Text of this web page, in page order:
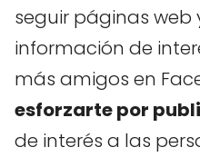
seguir páginas web
información de
más amigos en
esforzarte por
de interés a las